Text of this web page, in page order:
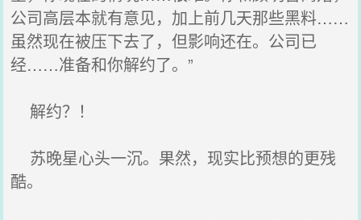
公司高层本就有意见，加上前几天那些黑料……
虽然现在被压下去了，但影响还在。公司已
经……准备和你解约了。”
解约？！
苏晚星心头一沉。果然，现实比预想的更残
酷。